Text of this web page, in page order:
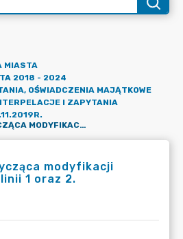
MIASTA
2018 - 2024
OŚWIADCZENIA MAJĄTKOWE
I ZAPYTANIA
INTERPELACJA DOTYCZĄCA MODYFIKACJI PRZEBIEGU TRASY LINII 1 ORAZ 2.
modyfikacji
1 oraz 2.